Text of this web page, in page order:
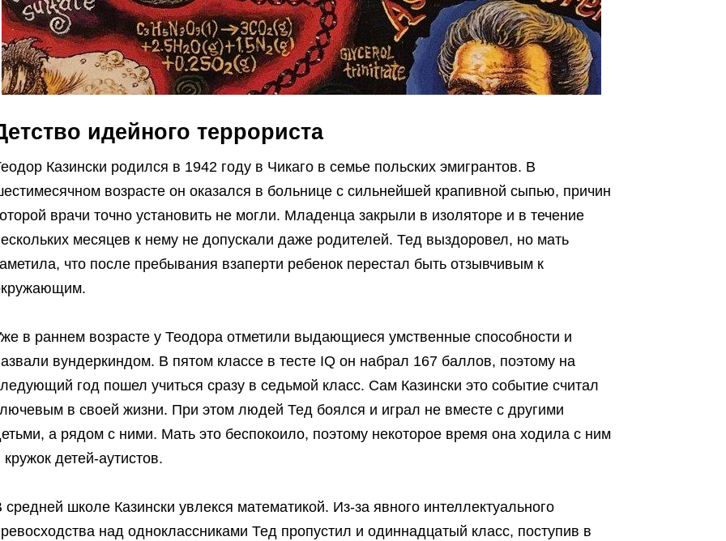
идейного террориста
Казински родился в 1942 году в Чикаго в семье польских эмигрантов. В
возрасте он оказался в больнице с сильнейшей крапивной сыпью, причин
врачи точно установить не могли. Младенца закрыли в изоляторе и в течение
месяцев к нему не допускали даже родителей. Тед выздоровел, но мать
что после пребывания взаперти ребенок перестал быть отзывчивым к
в раннем возрасте у Теодора отметили выдающиеся умственные способности и
вундеркиндом. В пятом классе в тесте IQ он набрал 167 баллов, поэтому на
год пошел учиться сразу в седьмой класс. Сам Казински это событие считал
в своей жизни. При этом людей Тед боялся и играл не вместе с другими
а рядом с ними. Мать это беспокоило, поэтому некоторое время она ходила с ним
кружок детей-аутистов.
средней школе Казински увлекся математикой. Из-за явного интеллектуального
над одноклассниками Тед пропустил и одиннадцатый класс, поступив в